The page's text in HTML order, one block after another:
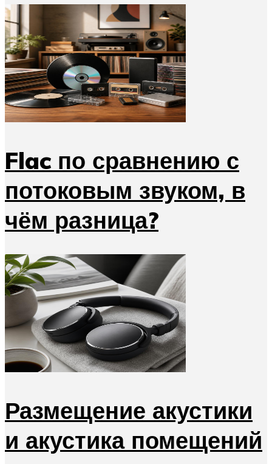
Flac по сравнению с
потоковым звуком, в
чём разница?
Размещение акустики
и акустика помещений